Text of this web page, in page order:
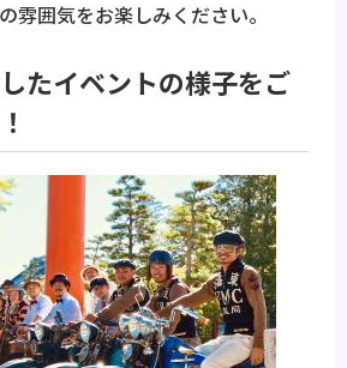
雰囲気をお楽しみください。
たイベントの様子をご